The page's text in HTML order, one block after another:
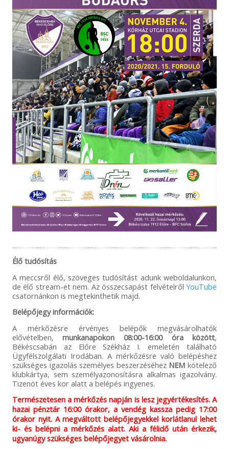
Élő tudósítás
A meccsről élő, szöveges tudósítást adunk weboldalunkon,
de élő stream-et nem. Az összecsapást felvételrőlYouTube
csatornánkon is megtekinthetik majd.
Belépőjegy információk:
A mérkőzésre érvényes belépők megvásárolhatók
elővételben,munkanapokon 08:00-16:00 óra között,
Békéscsabán az Előre Székház I. emeletén található
Ügyfélszolgálati Irodában. A mérkőzésre való belépéshez
szükséges igazolás személyes beszerzéséhez NEMkötelező
klubkártya, sem személyazonosításra alkalmas igazolvány.
Tizenöt éves kor alatt a belépés ingyenes.
Természetesen a mérkőzés napján is lesz jegyértékesítés. A
hazai pénztár 16:00 órakor, a vendég kassza pedig 17:00
órakor nyit. A megváltott belépőjegyekkel korlátlanul lehet
ki- és belépni a mérkőzés alatt. Aki a félidő után érkezik,
ugyanúgy szükséges belépőjegyet vásárolnia.